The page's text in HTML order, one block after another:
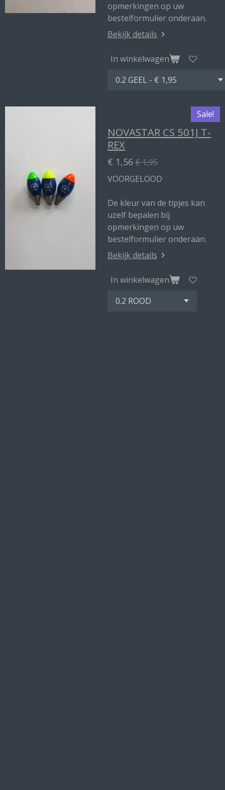
opmerkingen op uw
bestelformulier onderaan.
Bekijk details
In winkelwagen
Sale!
NOVASTAR CS 501J T-
REX
€ 1,56€ 1,95
VOORGELOOD
De kleur van de tipjes kan
uzelf bepalen bij
opmerkingen op uw
bestelformulier onderaan.
Bekijk details
In winkelwagen